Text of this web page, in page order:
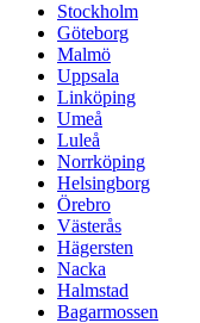
Stockholm
Göteborg
Malmö
Uppsala
Linköping
Umeå
Luleå
Norrköping
Helsingborg
Örebro
Västerås
Hägersten
Nacka
Halmstad
Bagarmossen